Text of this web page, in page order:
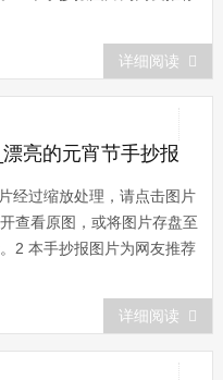
鉴、欣赏他人作品时提供方
何疑问，请与本站联系。3 欢
供推荐优秀的手抄报作
详细阅读
亮的元宵节手抄报
经过缩放处理，请点击图片
查看原图，或将图片存盘至
2 本手抄报图片为网友推荐
鉴、欣赏他人作品时提供方
何疑问，请与本站联系。3 欢
供推荐优秀的手抄报作
详细阅读